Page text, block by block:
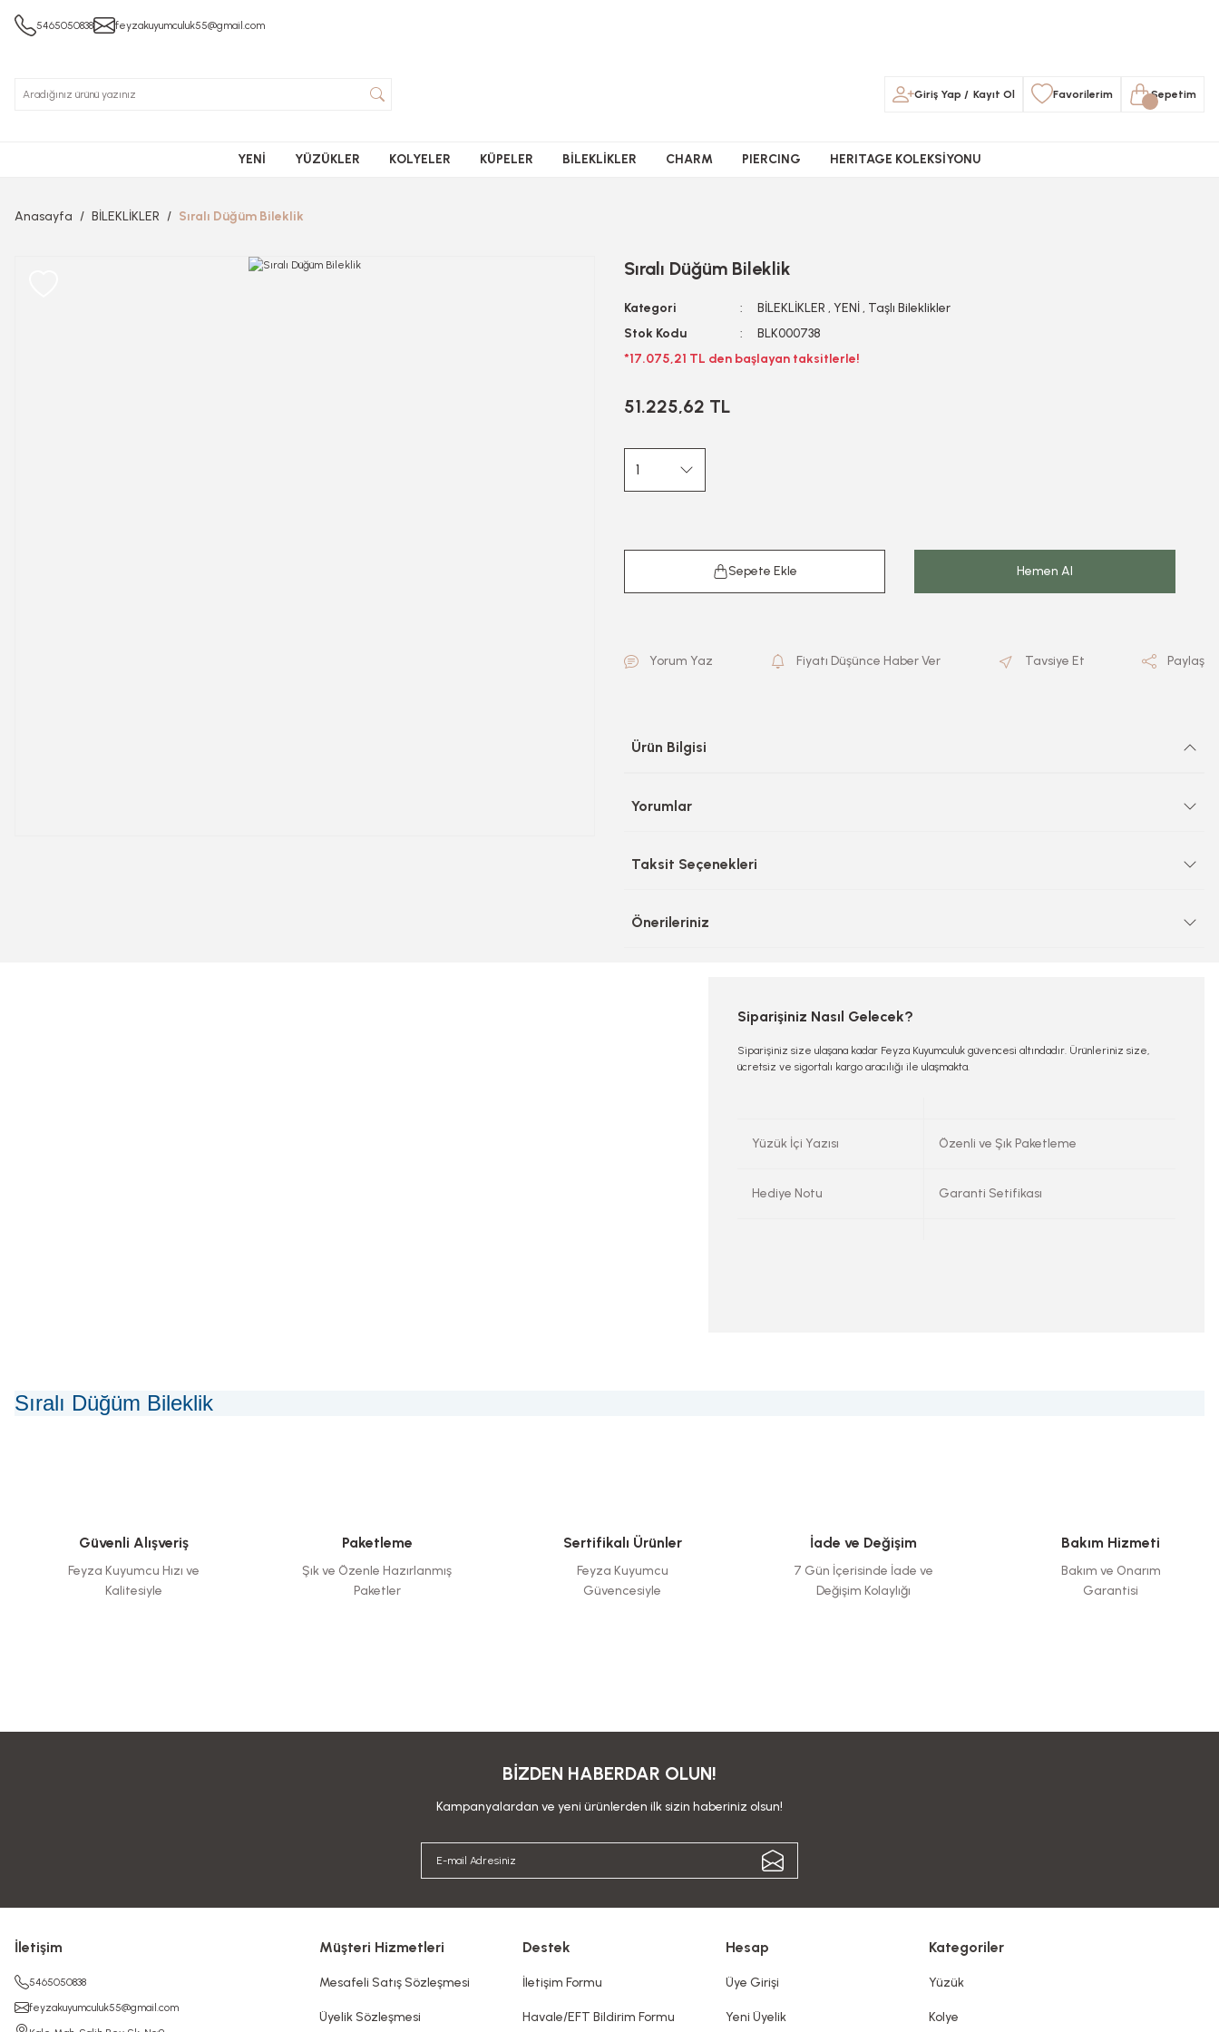
5465050838 feyzakuyumculuk55@gmail.com
Giriş Yap / Kayıt Ol Favorilerim Sepetim
YENİ YÜZÜKLER KOLYELER KÜPELER BİLEKLİKLER CHARM PIERCING HERITAGE KOLEKSİYONU
Anasayfa BİLEKLİKLER Sıralı Düğüm Bileklik
Sıralı Düğüm Bileklik
Kategori BİLEKLİKLER , YENİ, Taşlı Bileklikler
Stok Kodu
BLK000738
*17.075,21 TL den başlayan taksitlerle!
51.225,62 TL
Sepete Ekle Hemen Al
Yorum Yaz Fiyatı Düşünce Haber Ver Tavsiye Et Paylaş
Ürün Bilgisi
Yorumlar
Taksit Seçenekleri
Önerileriniz
Siparişiniz Nasıl Gelecek?
Siparişiniz size ulaşana kadar Feyza Kuyumculuk güvencesi altındadır. Ürünleriniz size,
ücretsiz ve sigortalı kargo aracılığı ile ulaşmakta.
Yüzük İçi Yazısı Özenli ve Şık Paketleme
Hediye Notu Garanti Setifikası
Sıralı Düğüm Bileklik
Güvenli Alışveriş
Feyza Kuyumcu Hızı ve
Kalitesiyle
Paketleme
Şık ve Özenle Hazırlanmış
Paketler
Sertifikalı Ürünler
Feyza Kuyumcu
Güvencesiyle
İade ve Değişim
7 Gün İçerisinde İade ve
Değişim Kolaylığı
Bakım Hizmeti
Bakım ve Onarım
Garantisi
BİZDEN HABERDAR OLUN!
Kampanyalardan ve yeni ürünlerden ilk sizin haberiniz olsun!
İletişim
5465050838
feyzakuyumculuk55@gmail.com
Müşteri Hizmetleri
Mesafeli Satış Sözleşmesi
Üyelik Sözleşmesi
Destek
İletişim Formu
Havale/EFT Bildirim Formu
Hesap
Üye Girişi
Yeni Üyelik
Kategoriler
Yüzük
Kolye